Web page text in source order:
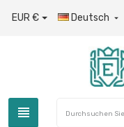
EUR € Deutsch 
view_headline